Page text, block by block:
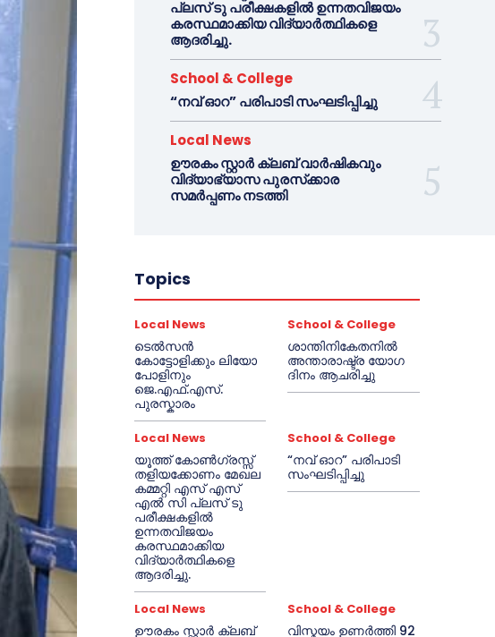
പ്ലസ് ടു പരീക്ഷകളിൽ ഉന്നതവിജയം
കരസ്ഥമാക്കിയ വിദ്യാർത്ഥികളെ
ആദരിച്ചു.
School & College
“നവ് ഓറ” പരിപാടി സംഘടിപ്പിച്ചു
Local News
ഊരകം സ്റ്റാർ ക്ലബ് വാർഷികവും
വിദ്യാഭ്യാസ പുരസ്‌ക്കാര
സമർപ്പണം നടത്തി
Topics
Local News
ടെൽസൻ
കോട്ടോളിക്കും ലിയോ
പോളിനും
ജെ.എഫ്.എസ്.
പുരസ്കാരം
School & College
ശാന്തിനികേതനിൽ
അന്താരാഷ്ട്ര യോഗ
ദിനം ആചരിച്ചു
Local News
യൂത്ത് കോൺഗ്രസ്സ്
തളിയക്കോണം മേഖല
കമ്മറ്റി എസ് എസ്
എൽ സി പ്ലസ് ടു
പരീക്ഷകളിൽ
ഉന്നതവിജയം
കരസ്ഥമാക്കിയ
വിദ്യാർത്ഥികളെ
ആദരിച്ചു.
School & College
“നവ് ഓറ” പരിപാടി
സംഘടിപ്പിച്ചു
Local News
ഊരകം സ്റ്റാർ ക്ലബ്
School & College
വിസ്മയം ഉണർത്തി 92